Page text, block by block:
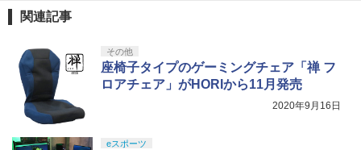
関連記事
その他
座椅子タイプのゲーミングチェア「禅 フ
ロアチェア」がHORIから11月発売
2020年9月16日
eスポーツ